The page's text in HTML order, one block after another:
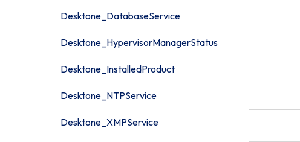
Desktone_DatabaseService
Desktone_HypervisorManagerStatus
Desktone_InstalledProduct
Desktone_NTPService
Desktone_XMPService